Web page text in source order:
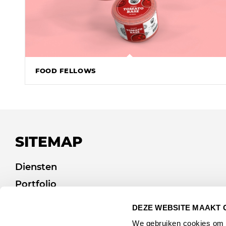
DEZE WEBSITE MAAKT
We gebruiken cookies
FOOD FELLOWS
SITEMAP
Diensten
Portfolio